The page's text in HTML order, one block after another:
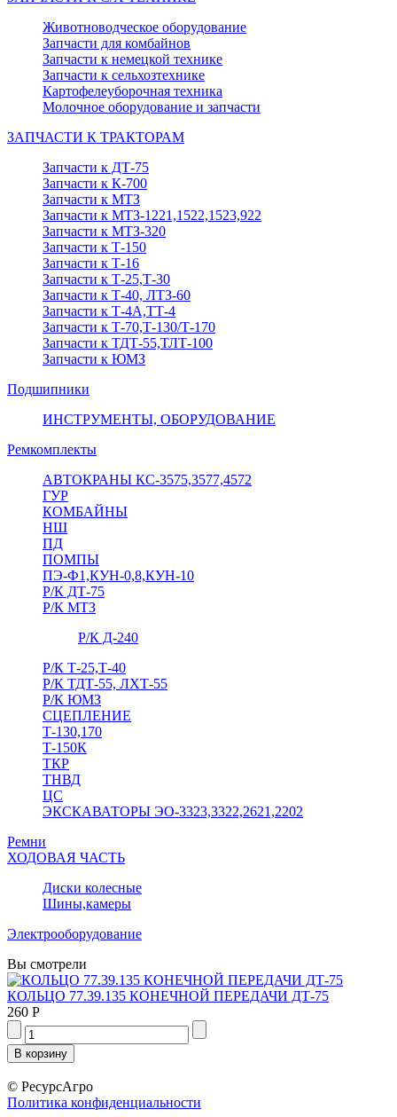
Животноводческое оборудование
Запчасти для комбайнов
Запчасти к немецкой технике
Запчасти к сельхозтехнике
Картофелеуборочная техника
Молочное оборудование и запчасти
ЗАПЧАСТИ К ТРАКТОРАМ
Запчасти к ДТ-75
Запчасти к К-700
Запчасти к МТЗ
Запчасти к МТЗ-1221,1522,1523,922
Запчасти к МТЗ-320
Запчасти к Т-150
Запчасти к Т-16
Запчасти к Т-25,Т-30
Запчасти к Т-40, ЛТЗ-60
Запчасти к Т-4А,ТТ-4
Запчасти к Т-70,Т-130/Т-170
Запчасти к ТДТ-55,ТЛТ-100
Запчасти к ЮМЗ
Подшипники
ИНСТРУМЕНТЫ, ОБОРУДОВАНИЕ
Ремкомплекты
АВТОКРАНЫ КС-3575,3577,4572
ГУР
КОМБАЙНЫ
НШ
ПД
ПОМПЫ
ПЭ-Ф1,КУН-0,8,КУН-10
Р/К ДТ-75
Р/К МТЗ
Р/К Д-240
Р/К Т-25,Т-40
Р/К ТДТ-55, ЛХТ-55
Р/К ЮМЗ
СЦЕПЛЕНИЕ
Т-130,170
Т-150К
ТКР
ТНВД
ЦС
ЭКСКАВАТОРЫ ЭО-3323,3322,2621,2202
Ремни
ХОДОВАЯ ЧАСТЬ
Диски колесные
Шины,камеры
Электрооборудование
Вы смотрели
КОЛЬЦО 77.39.135 КОНЕЧНОЙ ПЕРЕДАЧИ ДТ-75
260 Р
© РесурсАгро
Политика конфиденциальности